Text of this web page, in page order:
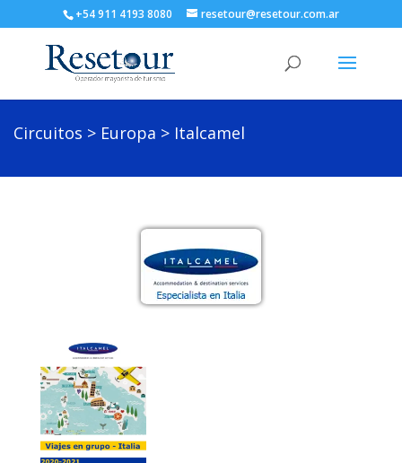
+54 911 4193 8080 resetour@resetour.com.ar
Circuitos > Europa > Italcamel